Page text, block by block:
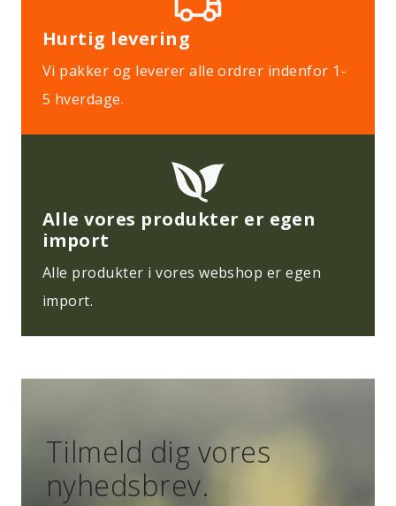
Hurtig levering
Vi pakker og leverer alle ordrer indenfor 1-
5 hverdage.
Alle vores produkter er egen
import
Alle produkter i vores webshop er egen
import.
Tilmeld dig vores
nyhedsbrev.